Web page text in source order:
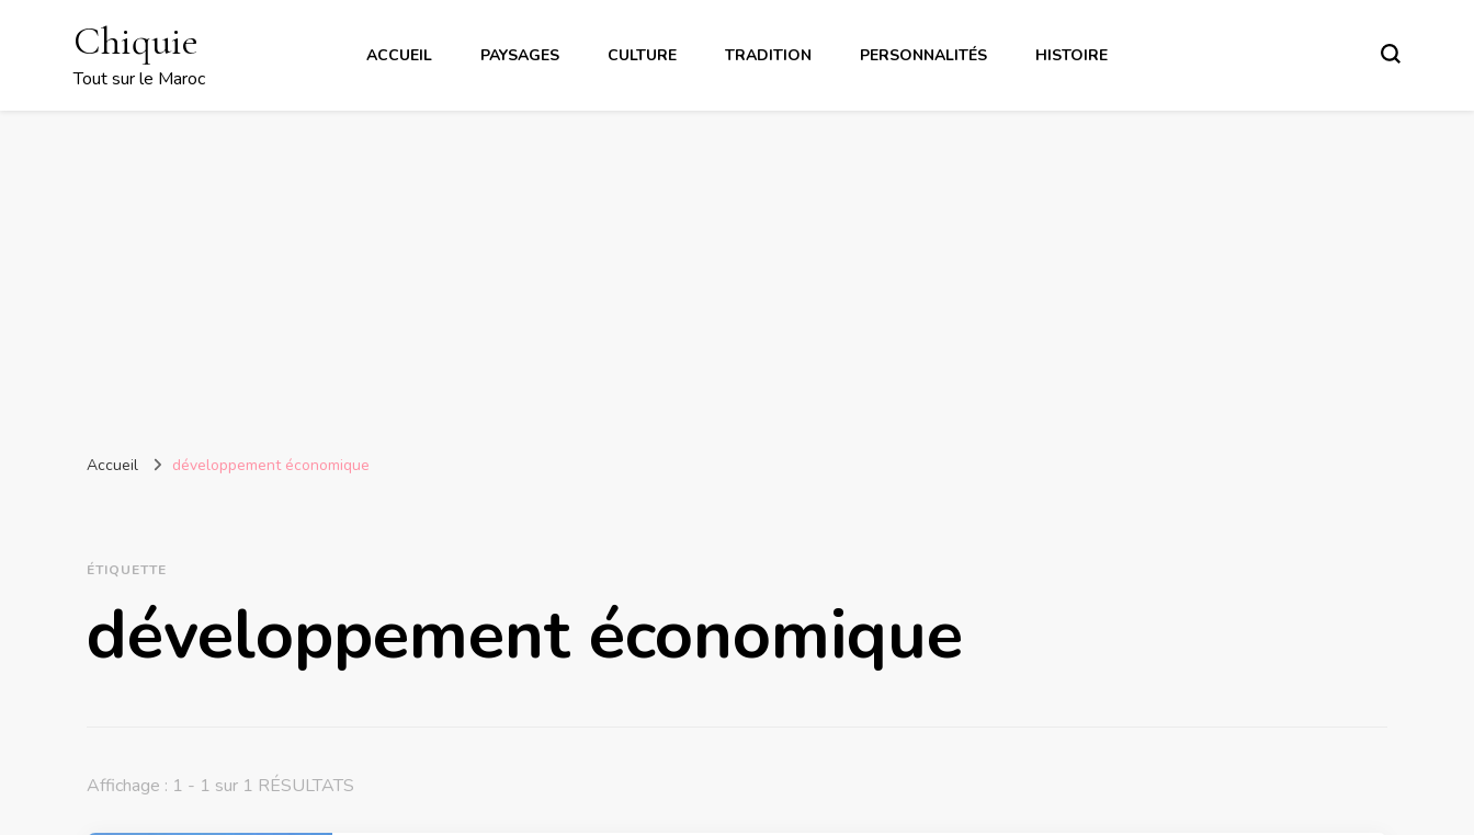
Chiquie
Tout sur le Maroc
ACCUEIL PAYSAGES CULTURE TRADITION PERSONNALITÉS HISTOIRE
Accueil développement économique
ÉTIQUETTE
développement économique
Affichage : 1 - 1 sur 1 RÉSULTATS